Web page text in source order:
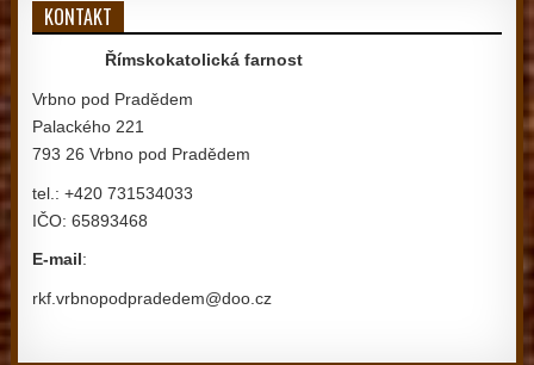
KONTAKT
Římskokatolická farnost
Vrbno pod Pradědem
Palackého 221
793 26 Vrbno pod Pradědem
tel.: +420 731534033
IČO: 65893468
E-mail:
rkf.vrbnopodpradedem@doo.cz